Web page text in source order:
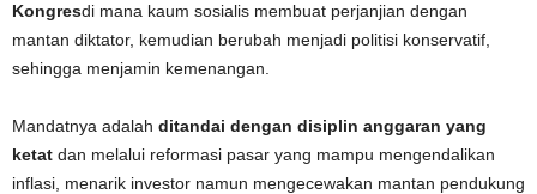
Kongresdi mana kaum sosialis membuat perjanjian dengan
mantan diktator, kemudian berubah menjadi politisi konservatif,
sehingga menjamin kemenangan.
Mandatnya adalah ditandai dengan disiplin anggaran yang
ketat dan melalui reformasi pasar yang mampu mengendalikan
inflasi, menarik investor namun mengecewakan mantan pendukung